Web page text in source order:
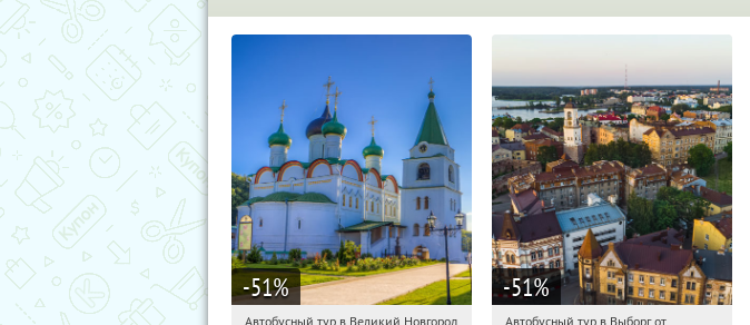
-51%
Автобусный тур в Великий Новгород
-51%
Автобусный тур в Выборг от